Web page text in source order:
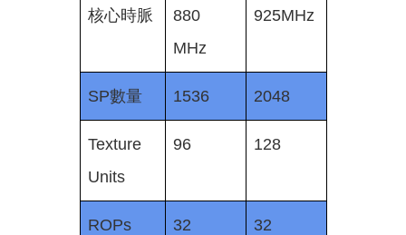
核心時脈
880
MHz
925MHz
SP數量 1536 2048
Texture
Units
96 128
ROPs 32 32